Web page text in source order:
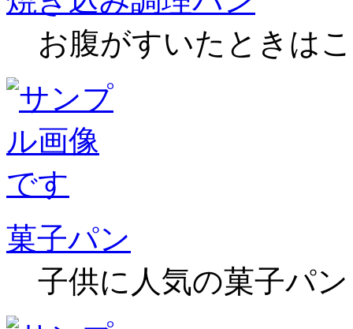
お腹がすいたときは
菓子パン
子供に人気の菓子パ